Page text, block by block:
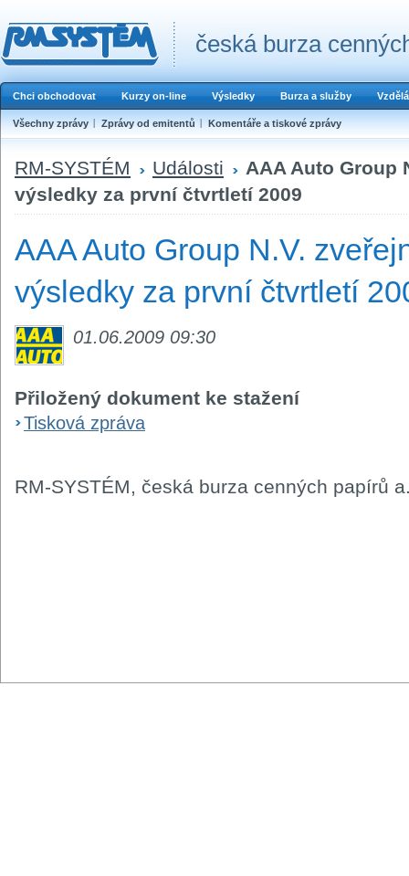
česká burza
Chci obchodovat Kurzy on-line Výsledky Burza a služby
Všechny zprávy Zprávy od emitentů Komentáře a tiskové zprávy
RM-SYSTÉM Události
AAA Auto Group
výsledky za první čtvrtletí 2009
AAA Auto Group N.V.
výsledky za první čtvrtletí
01.06.2009 09:30
Přiložený dokument ke stažení
Tisková zpráva
RM-SYSTÉM, česká burza cenných papírů